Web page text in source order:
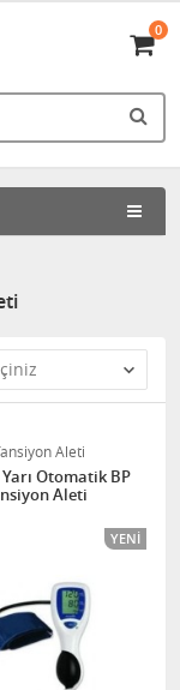
0
Aleti
Otomatik BP
Aleti
YENI